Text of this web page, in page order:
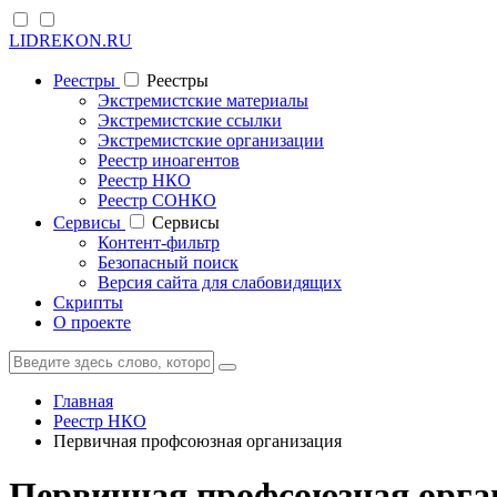
LIDREKON.RU
Реестры
Реестры
Экстремистские материалы
Экстремистские ссылки
Экстремистские организации
Реестр иноагентов
Реестр НКО
Реестр СОНКО
Cервисы
Cервисы
Контент-фильтр
Безопасный поиск
Версия сайта для слабовидящих
Скрипты
О проекте
Главная
Реестр НКО
Первичная профсоюзная организация